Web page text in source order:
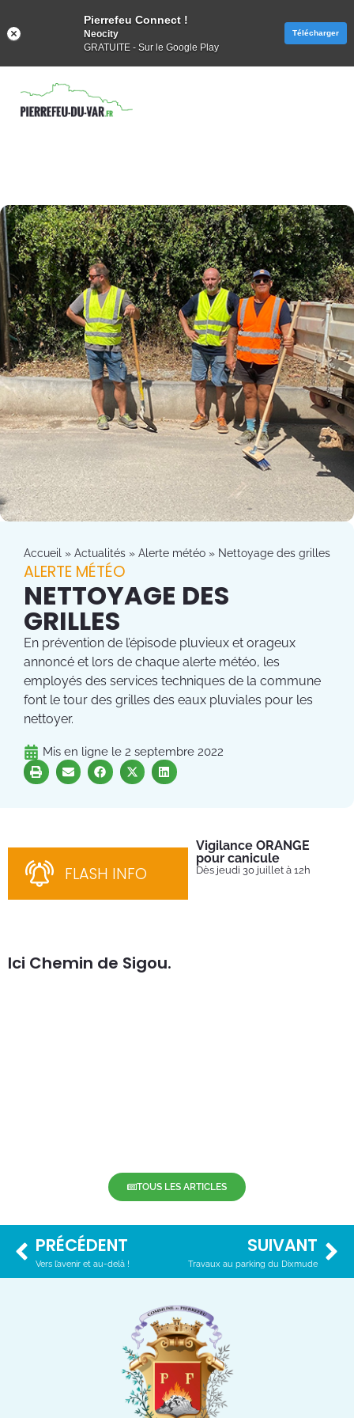
Accueil » Actualités » Alerte météo » Nettoyage des grilles
ALERTE MÉTÉO
NETTOYAGE DES
GRILLES
En prévention de l’épisode pluvieux et orageux
annoncé et lors de chaque alerte météo, les
employés des services techniques de la commune
font le tour des grilles des eaux pluviales pour les
nettoyer.
Mis en ligne le 2 septembre 2022
FLASH INFO
Vigilance ORANGE
pour canicule
Dès jeudi 30 juillet à 12h
Ici Chemin de Sigou.
TOUS LES ARTICLES
PRÉCÉDENT
Vers l’avenir et au-delà !
SUIVANT
Travaux au parking du Dixmude
Pierrefeu Connect !
Neocity
GRATUITE - Sur le Google Play
Télécharger